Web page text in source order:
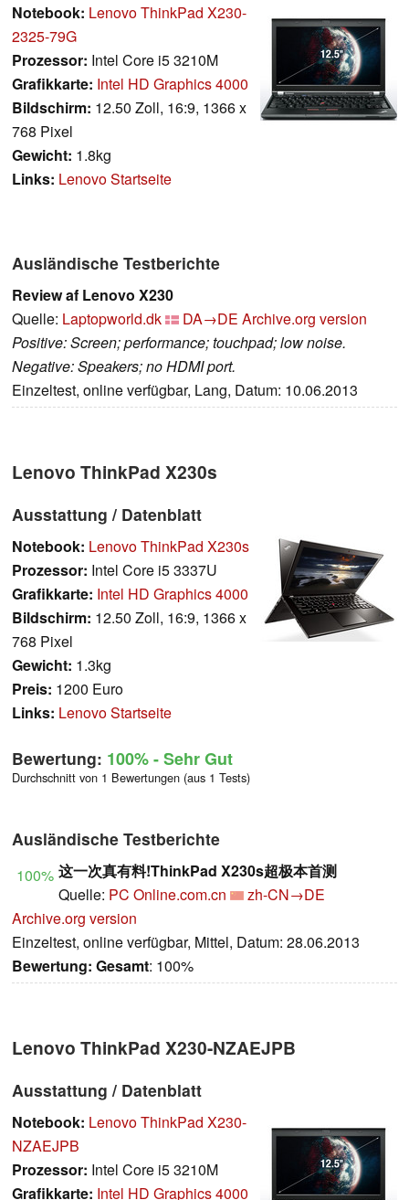
Notebook: Lenovo ThinkPad X230-
2325-79G
Prozessor: Intel Core i5 3210M
Grafikkarte: Intel HD Graphics 4000
Bildschirm: 12.50 Zoll, 16:9, 1366 x
768 Pixel
Gewicht: 1.8kg
Links: Lenovo Startseite
Ausländische Testberichte
Review af Lenovo X230
Quelle: Laptopworld.dk DA→DE Archive.org version
Positive: Screen; performance; touchpad; low noise.
Negative: Speakers; no HDMI port.
Einzeltest, online verfügbar, Lang, Datum: 10.06.2013
Lenovo ThinkPad X230s
Ausstattung / Datenblatt
Notebook: Lenovo ThinkPad X230s
Prozessor: Intel Core i5 3337U
Grafikkarte: Intel HD Graphics 4000
Bildschirm: 12.50 Zoll, 16:9, 1366 x
768 Pixel
Gewicht: 1.3kg
Preis: 1200 Euro
Links: Lenovo Startseite
Bewertung: 100%- Sehr Gut
Durchschnitt von 1 Bewertungen (aus 1 Tests)
Ausländische Testberichte
100% 这一次真有料!ThinkPad X230s超极本首测
Quelle: PC Online.com.cn
zh-CN→DE
Archive.org version
Einzeltest, online verfügbar, Mittel, Datum: 28.06.2013
Bewertung: Gesamt: 100%
Lenovo ThinkPad X230-NZAEJPB
Ausstattung / Datenblatt
Notebook: Lenovo ThinkPad X230-
NZAEJPB
Prozessor: Intel Core i5 3210M
Grafikkarte: Intel HD Graphics 4000